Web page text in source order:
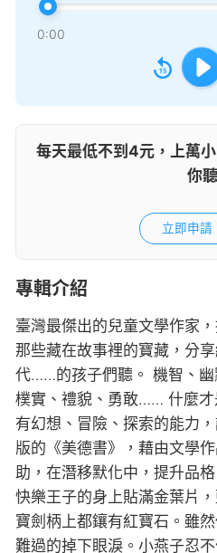
0:00
每天最低不到4元，上萬
你聽
立即申請
專輯介紹
臺灣最傑出的兒童文學作家
那些藏在故事裡的寶藏，分
代……的孩子們聽。 機智、幽
樸實、禮貌、勇敢…… 什麼
有幻想、冒險、探索的能力
版的《美德書》，藉由文學
助，在潛移默化中，提升品格
快樂王子的身上貼滿金葉片
寶劍柄上都鑲有紅寶石。雖
難過的掉下眼淚。小燕子忍